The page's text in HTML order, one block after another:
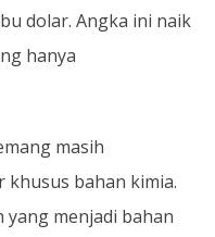
dolar. Angka ini naik
hanya
masih
bahan kimia.
yang menjadi bahan